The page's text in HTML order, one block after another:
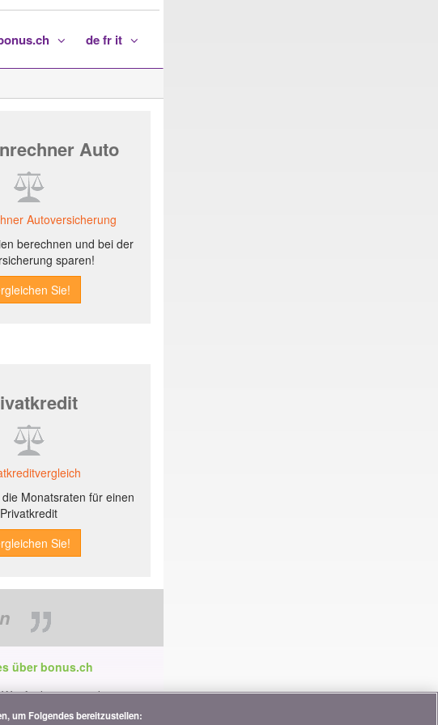
de fr it
Auto
Autoversicherung
berechnen und bei der
sparen!
Monatsraten für einen
Privatkredit
über bonus.ch
funktionieren die
Partnerschaften,
um Folgendes bereitzustellen: